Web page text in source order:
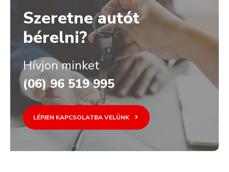
Szeretne autót
bérelni?
Hívjon minket
(06) 96 519 995
LÉPJEN KAPCSOLATBA VELÜNK